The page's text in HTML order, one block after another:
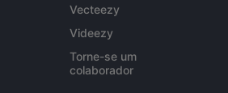
Vecteezy
Videezy
Torne-se um
colaborador